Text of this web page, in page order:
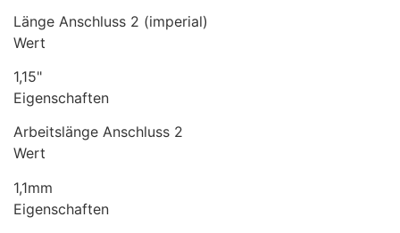
Länge Anschluss 2 (imperial)
Wert
1,15"
Eigenschaften
Arbeitslänge Anschluss 2
Wert
1,1mm
Eigenschaften